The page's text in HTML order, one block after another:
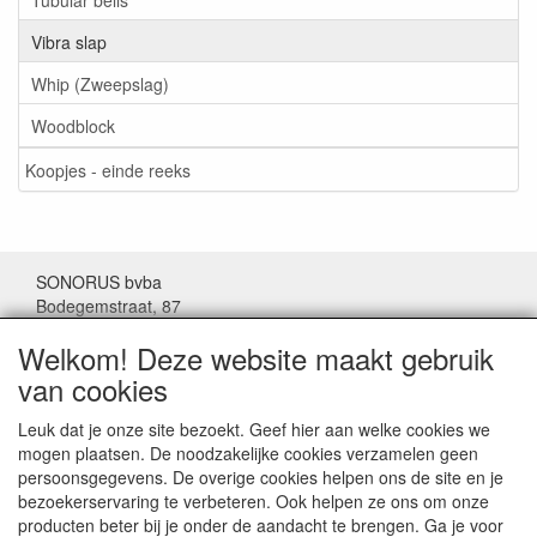
Vibra slap
Whip (Zweepslag)
Woodblock
Koopjes - einde reeks
SONORUS bvba
Bodegemstraat, 87
België
Mail:sonorus@skynet.be
Openingsuren:
Welkom! Deze website maakt gebruik
van cookies
Leuk dat je onze site bezoekt. Geef hier aan welke cookies we
mogen plaatsen. De noodzakelijke cookies verzamelen geen
persoonsgegevens. De overige cookies helpen ons de site en je
bezoekerservaring te verbeteren. Ook helpen ze ons om onze
producten beter bij je onder de aandacht te brengen. Ga je voor